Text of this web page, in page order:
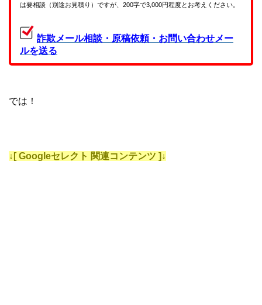
は要相談（別途お見積り）ですが、200字で3,000円程度とお考えください。
詐欺メール相談・原稿依頼・お問い合わせメー
ルを送る
では！
↓[ Googleセレクト 関連コンテンツ ]↓